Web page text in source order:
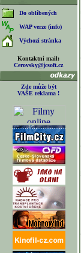
Do oblíbených
WAP verze (info)
Výchozí stránka
Kontaktní mail:
Cerovsky@jcsoft.cz
Zde může být
VAŠE reklama !